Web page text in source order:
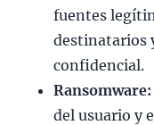
fuentes
destinatarios
confidencial.
Ransomware:
del usuario y